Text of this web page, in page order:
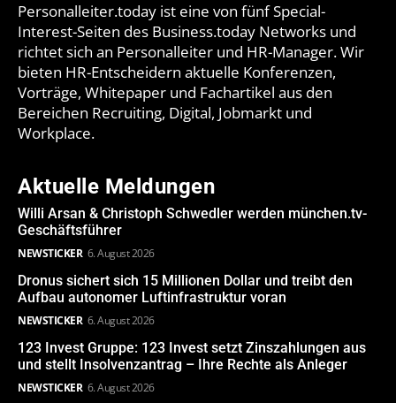
Personalleiter.today ist eine von fünf Special-
Interest-Seiten des Business.today Networks und
richtet sich an Personalleiter und HR-Manager. Wir
bieten HR-Entscheidern aktuelle Konferenzen,
Vorträge, Whitepaper und Fachartikel aus den
Bereichen Recruiting, Digital, Jobmarkt und
Workplace.
Aktuelle Meldungen
Willi Arsan & Christoph Schwedler werden münchen.tv-
Geschäftsführer
NEWSTICKER 6. August 2026
Dronus sichert sich 15 Millionen Dollar und treibt den
Aufbau autonomer Luftinfrastruktur voran
NEWSTICKER 6. August 2026
123 Invest Gruppe: 123 Invest setzt Zinszahlungen aus
und stellt Insolvenzantrag – Ihre Rechte als Anleger
NEWSTICKER 6. August 2026